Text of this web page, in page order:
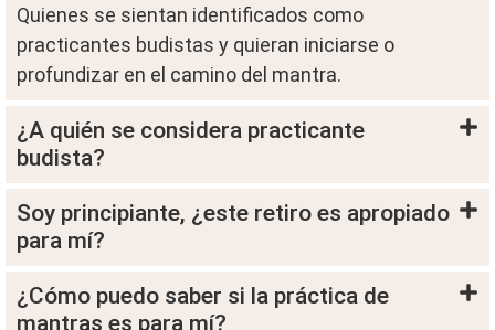
Quienes se sientan identificados como
practicantes budistas y quieran iniciarse o
profundizar en el camino del mantra.
¿A quién se considera practicante
budista?
Soy principiante, ¿este retiro es apropiado
para mí?
¿Cómo puedo saber si la práctica de
mantras es para mí?